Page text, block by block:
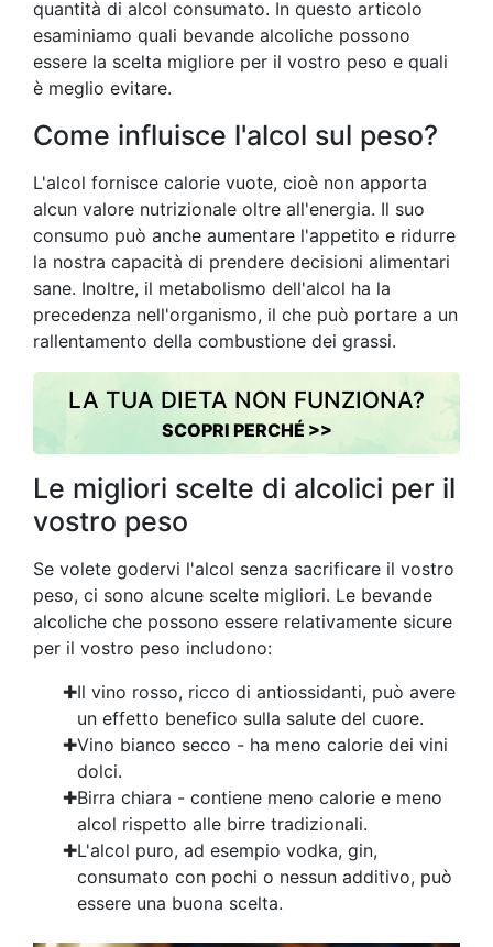
quantità di alcol consumato. In questo articolo
esaminiamo quali bevande alcoliche possono
essere la scelta migliore per il vostro peso e quali
è meglio evitare.
Come influisce l'alcol sul peso?
L'alcol fornisce calorie vuote, cioè non apporta
alcun valore nutrizionale oltre all'energia. Il suo
consumo può anche aumentare l'appetito e ridurre
la nostra capacità di prendere decisioni alimentari
sane. Inoltre, il metabolismo dell'alcol ha la
precedenza nell'organismo, il che può portare a un
rallentamento della combustione dei grassi.
LA TUA DIETA NON FUNZIONA?
SCOPRI PERCHÉ >>
Le migliori scelte di alcolici per il
vostro peso
Se volete godervi l'alcol senza sacrificare il vostro
peso, ci sono alcune scelte migliori. Le bevande
alcoliche che possono essere relativamente sicure
per il vostro peso includono:
Il vino rosso, ricco di antiossidanti, può avere
un effetto benefico sulla salute del cuore.
Vino bianco secco - ha meno calorie dei vini
dolci.
Birra chiara - contiene meno calorie e meno
alcol rispetto alle birre tradizionali.
L'alcol puro, ad esempio vodka, gin,
consumato con pochi o nessun additivo, può
essere una buona scelta.